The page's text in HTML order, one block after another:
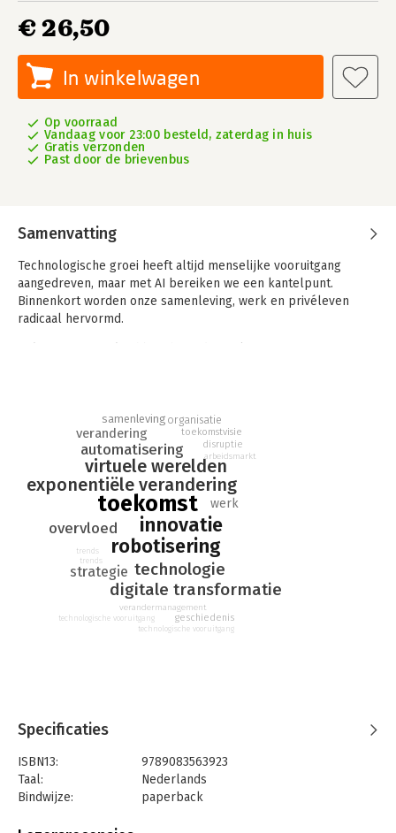
€ 26,50
In winkelwagen
Op voorraad
Vandaag voor 23:00 besteld, zaterdag in huis
Gratis verzonden
Past door de brievenbus
Samenvatting
Technologische groei heeft altijd menselijke vooruitgang
aangedreven, maar met AI bereiken we een kantelpunt.
Binnenkort worden onze samenleving, werk en privéleven
radicaal hervormd.
Patrick Willer combineert lessen uit het verleden met de
nieuwste innovaties en biedt een helder beeld van
exponentiële verandering. En hij verkent concrete strategieën
om als individu én organisatie te navigeren in een tijdperk van
overvloed. Zo leert Willer je om niet alleen te overleven, maar
te floreren te midden van razendsnelle technologische
ontwikkelingen.
toekomst
innovatie
robotisering
exponentiële verandering
virtuele werelden
technologie
automatisering
digitale transformatie
overvloed
strategie
verandering
samenleving
werk
organisatie
verandermanagement
toekomstvisie
disruptie
arbeidsmarkt
geschiedenis
trends
technologische vooruitgang
trends
technologische vooruitgang
Specificaties
ISBN13:
9789083563923
Taal:
Nederlands
Bindwijze:
paperback